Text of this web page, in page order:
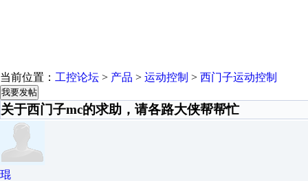
当前位置： 工控论坛 > 产品 > 运动控制 > 西门子运动控制
我要发帖
关于西门子mc的求助，请各路大侠帮帮忙
琨